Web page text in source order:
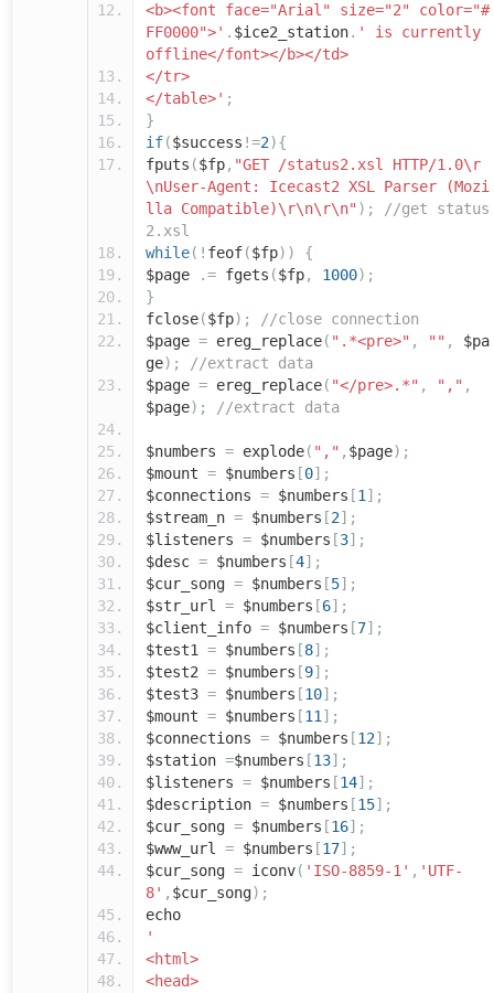
<b><font face="Arial" size="2" color="#
FF0000">' . $ice2_station. ' is currently
offline</font></b></td>
</tr>
</table>' ;
}
if($success !=2){
fputs ($fp, "GET /status2.xsl HTTP/1.0\r
\nUser-Agent: Icecast2 XSL Parser (Mozi
lla Compatible)\r\n\r\n" );
//get status
2.xsl
while(! feof($fp))
{
$page
.= fgets ($fp, 1000);
}
fclose($fp);
//close connection
$page = ereg_replace( ".*<pre>" , "" ,
$pa
ge);
//extract data
$page = ereg_replace( "</pre>.*" , "," ,
$page); //extract data
$numbers = explode( "," , $page);
$mount = $numbers [0];
$connections = $numbers [1 ];
$stream_n = $numbers [2];
$listeners = $numbers [3];
$desc = $numbers [4];
$cur_song = $numbers [5];
$str_url = $numbers [6];
$client_info = $numbers [7];
$test1 = $numbers [8];
$test2 = $numbers [9];
$test3 = $numbers [10];
$mount = $numbers [11 ];
$connections = $numbers [12];
$station =$numbers [13];
$listeners = $numbers [14];
$description = $numbers [15];
$cur_song = $numbers [16];
$www_url = $numbers [17];
$cur_song = iconv( 'ISO-8859-1' , 'UTF-
8' , $cur_song);
echo
'
<html>
<head>